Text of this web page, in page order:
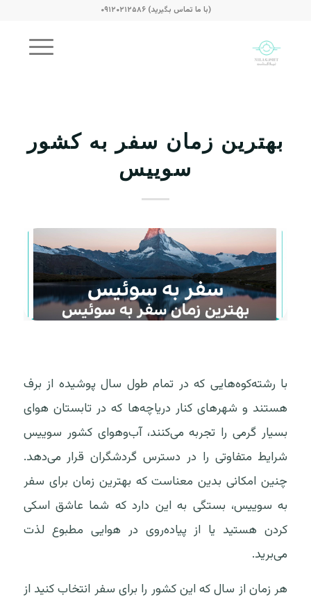
(با ما تماس بگیرید) ۰۹۱۲۰۲۱۲۵۸۶
بهترین زمان سفر به کشور
سوییس
با رشته‌کوه‌هایی که در تمام طول سال پوشیده از برف
هستند و شهرهای کنار دریاچه‌ها که در تابستان هوای
بسیار گرمی را تجربه می‌کنند، آب‌وهوای کشور سوییس
شرایط متفاوتی را در دسترس گردشگران قرار می‌دهد.
چنین امکانی بدین معناست که بهترین زمان برای سفر
به سوییس، بستگی به این دارد که شما عاشق اسکی
کردن هستید یا از پیاده‌روی در هوایی مطبوع لذت
می‌برید.
هر زمان از سال که این کشور را برای سفر انتخاب کنید از